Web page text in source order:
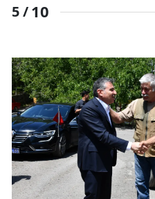
5 /10